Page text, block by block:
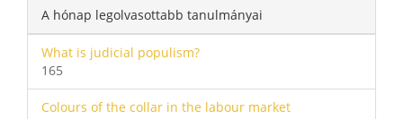
A hónap legolvasottabb tanulmányai
What is judicial populism?
165
Colours of the collar in the labour market